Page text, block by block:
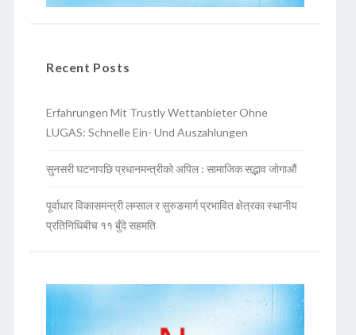
Recent Posts
Erfahrungen Mit Trustly Wettanbieter Ohne
LUGAS: Schnelle Ein- Und Auszahlungen
सुनसरी घटनापछि प्रधानमन्त्रीको अपिल : सामाजिक सद्भाव जोगाऔं
पूर्वाधार विकासमन्त्री लम्साल र सुरुङमार्ग प्रभावित क्षेत्रका स्थानीय
प्रतिनिधिबीच ११ बुँदे सहमति